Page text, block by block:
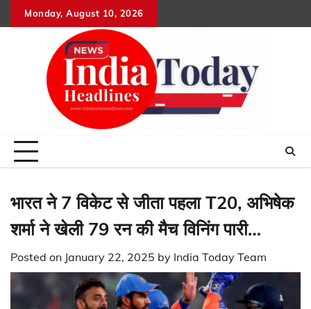
to
Monday, August 10, 2026
भारत ने 7 विकेट से जीता पहला T20, अभिषेक
शर्मा ने खेली 79 रन की मैच विनिंग पारी…
Posted on January 22, 2025 by India Today Team